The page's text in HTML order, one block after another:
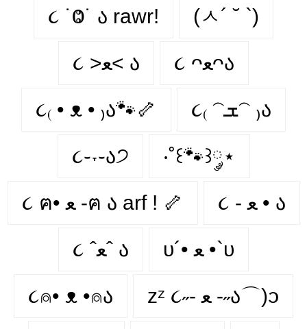
૮ ˙Ⱉ˙ ა rawr! (ㅅ´ ˘ `)
૮ >ﻌ< ა ૮ ᴖﻌᴖა
૮₍ • ᴥ • ₎ა🐾🦴 ૮₍ 𝁽ܫ𝁽 ₎ა
૮֊˕֊ა੭ ‧˚꒰🐾꒱༘⋆
૮ ฅ• ﻌ -ฅ ა arf ! 🦴 ૮ - ﻌ • ა⁩
૮ ˆﻌˆ ა υ´• ﻌ •`υ
૮⍝• ᴥ •⍝ა zᶻ ૮˶- ﻌ -˶ა⌒)ᦱ